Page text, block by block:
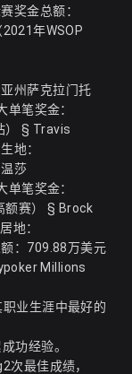
奖金总额：
年WSOP
州萨克拉门托
笔奖金：
） § Travis
地：
莎
笔奖金：
额赛） § Brock
地：
：709.88万美元
Millions
业生涯中最好的
功经验。
次最佳成绩，